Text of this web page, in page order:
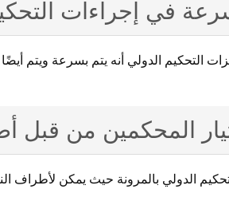
في إجراءات
التحكيم الدولي أنه يتم بسرعة ويتم
المحكمين من قبل
الدولي بالمرونة حيث يمكن